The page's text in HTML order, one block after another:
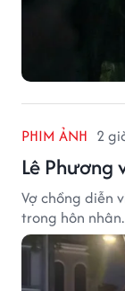
PHIM ẢNH 2
Lê Phương
Vợ chồng diễn
trong hôn nhân.